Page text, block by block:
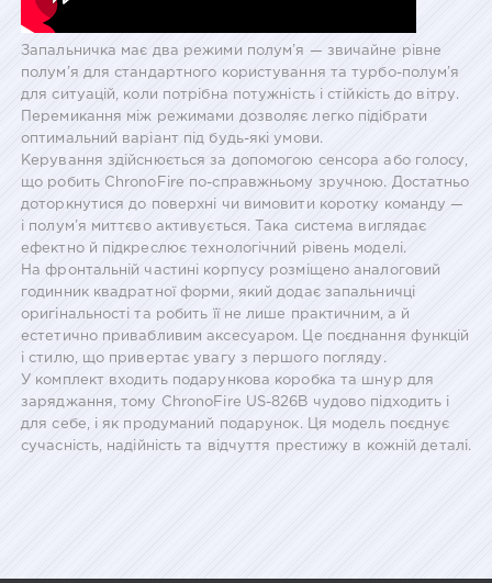
Запальничка має два режими полум’я — звичайне рівне
полум’я для стандартного користування та турбо-полум’я
для ситуацій, коли потрібна потужність і стійкість до вітру.
Перемикання між режимами дозволяє легко підібрати
оптимальний варіант під будь-які умови.
Керування здійснюється за допомогою сенсора або голосу,
що робить ChronoFire по-справжньому зручною. Достатньо
доторкнутися до поверхні чи вимовити коротку команду —
і полум’я миттєво активується. Така система виглядає
ефектно й підкреслює технологічний рівень моделі.
На фронтальній частині корпусу розміщено аналоговий
годинник квадратної форми, який додає запальничці
оригінальності та робить її не лише практичним, а й
естетично привабливим аксесуаром. Це поєднання функцій
і стилю, що привертає увагу з першого погляду.
У комплект входить подарункова коробка та шнур для
заряджання, тому ChronoFire US-826B чудово підходить і
для себе, і як продуманий подарунок. Ця модель поєднує
сучасність, надійність та відчуття престижу в кожній деталі.